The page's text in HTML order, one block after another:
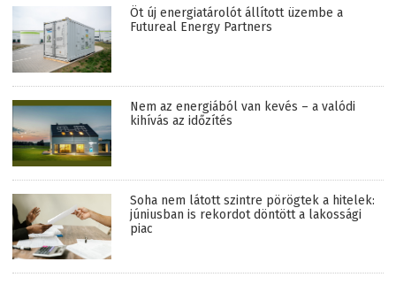
Öt új energiatárolót állított üzembe a
Futureal Energy Partners
Nem az energiából van kevés – a valódi
kihívás az időzítés
Soha nem látott szintre pörögtek a hitelek:
júniusban is rekordot döntött a lakossági
piac